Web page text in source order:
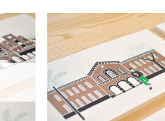
加入
「願
望輕
「願
望輕
單」